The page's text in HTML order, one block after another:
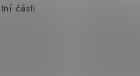
části